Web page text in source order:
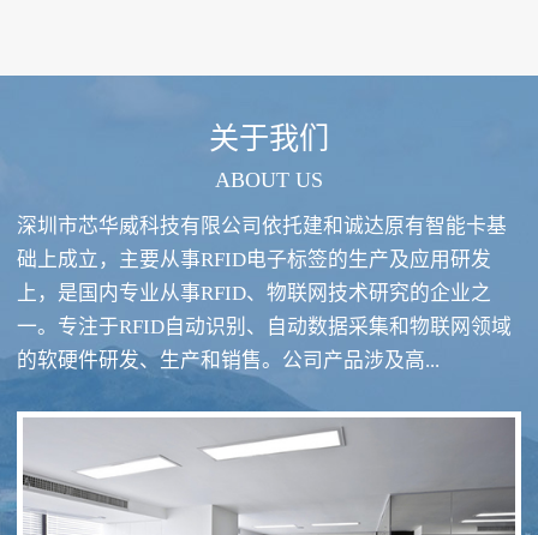
RFID酒类防伪系统方案 RFID智慧食堂系统
关于我们
ABOUT US
深圳市芯华威科技有限公司依托建和诚达原有智能卡基
础上成立，主要从事RFID电子标签的生产及应用研发
上，是国内专业从事RFID、物联网技术研究的企业之
一。专注于RFID自动识别、自动数据采集和物联网领域
的软硬件研发、生产和销售。公司产品涉及高...